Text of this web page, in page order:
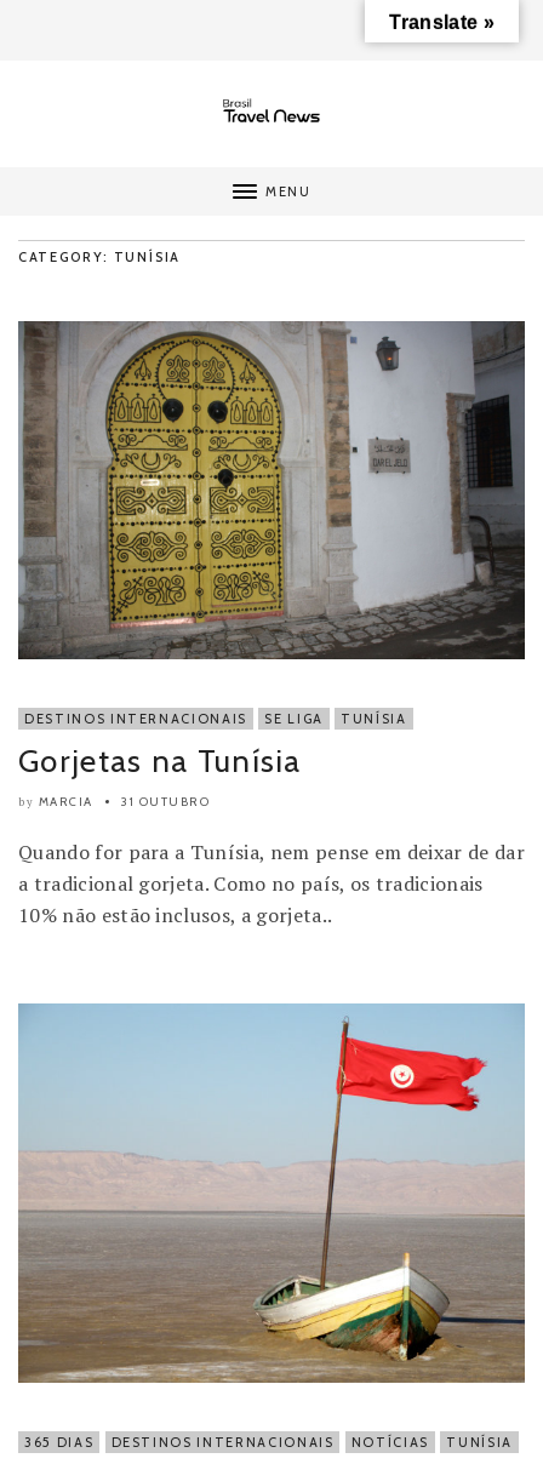
MENU
CATEGORY: TUNÍSIA
DESTINOS INTERNACIONAIS SE LIGA TUNÍSIA
Gorjetas na Tunísia
by MARCIA 31 OUTUBRO
Quando for para a Tunísia, nem pense em deixar de dar
a tradicional gorjeta. Como no país, os tradicionais
10% não estão inclusos, a gorjeta..
365 DIAS DESTINOS INTERNACIONAIS NOTÍCIAS TUNÍSIA
Translate »